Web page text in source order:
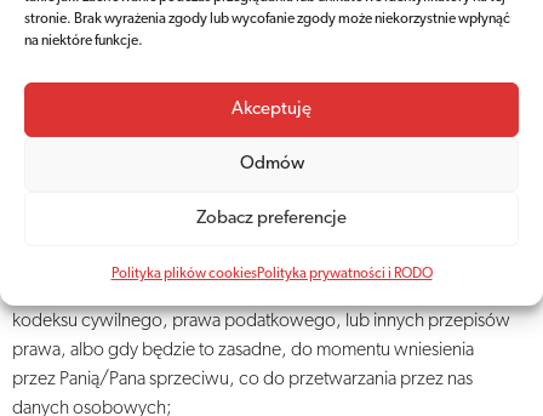
stronie. Brak wyrażenia zgody lub wycofanie zgody może niekorzystnie wpłynąć
na niektóre funkcje.
Akceptuję
Odmów
Zobacz preferencje
Polityka plików cookiesPolityka prywatności i RODO
podania danych osobowych będzie skutkować utrudnieniem,
a nawet uniemożliwieniem przesyłania Państwu informacji
8. Pani/Pana dane osobowe będą przechowywane
wynikających z umowy, a także przez okres, w którym mogą
kodeksu cywilnego, prawa podatkowego, lub innych przepisów
prawa, albo gdy będzie to zasadne, do momentu wniesienia
przez Panią/Pana sprzeciwu, co do przetwarzania przez nas
danych osobowych;